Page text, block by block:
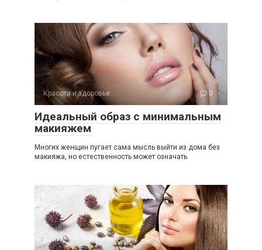
Красота и здоровье 0
Идеальный образ с минимальным
макияжем
Многих женщин пугает сама мысль выйти из дома без
макияжа, но естественность может означать